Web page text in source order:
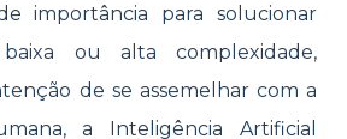
importância para solucionar
ou alta complexidade,
de se assemelhar com a
a Inteligência Artificial